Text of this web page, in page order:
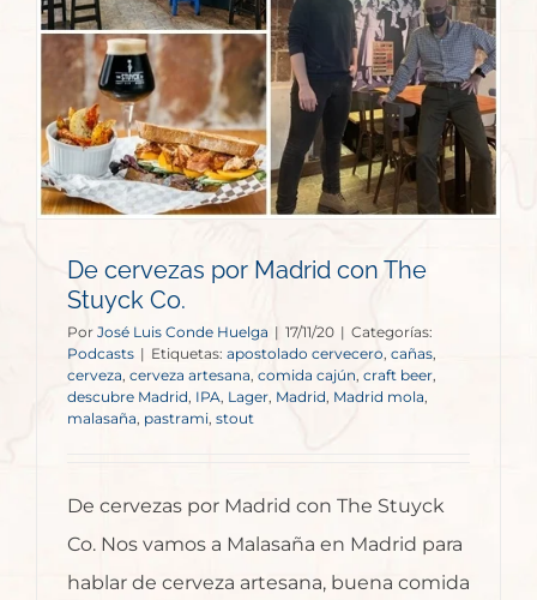
De cervezas por Madrid con The
Stuyck Co.
Por José Luis Conde Huelga | 17/11/20 | Categorías:
Podcasts | Etiquetas: apostolado cervecero, cañas,
cerveza, cerveza artesana, comida cajún, craft beer,
descubre Madrid, IPA, Lager, Madrid, Madrid mola,
malasaña, pastrami, stout
De cervezas por Madrid con The Stuyck
Co. Nos vamos a Malasaña en Madrid para
hablar de cerveza artesana, buena comida